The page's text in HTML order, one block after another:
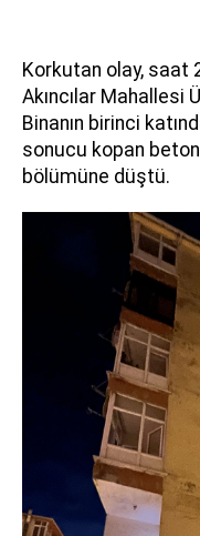
Korkutan olay, saat
Akıncılar Mahallesi
Binanın birinci
sonucu kopan
bölümüne düştü.